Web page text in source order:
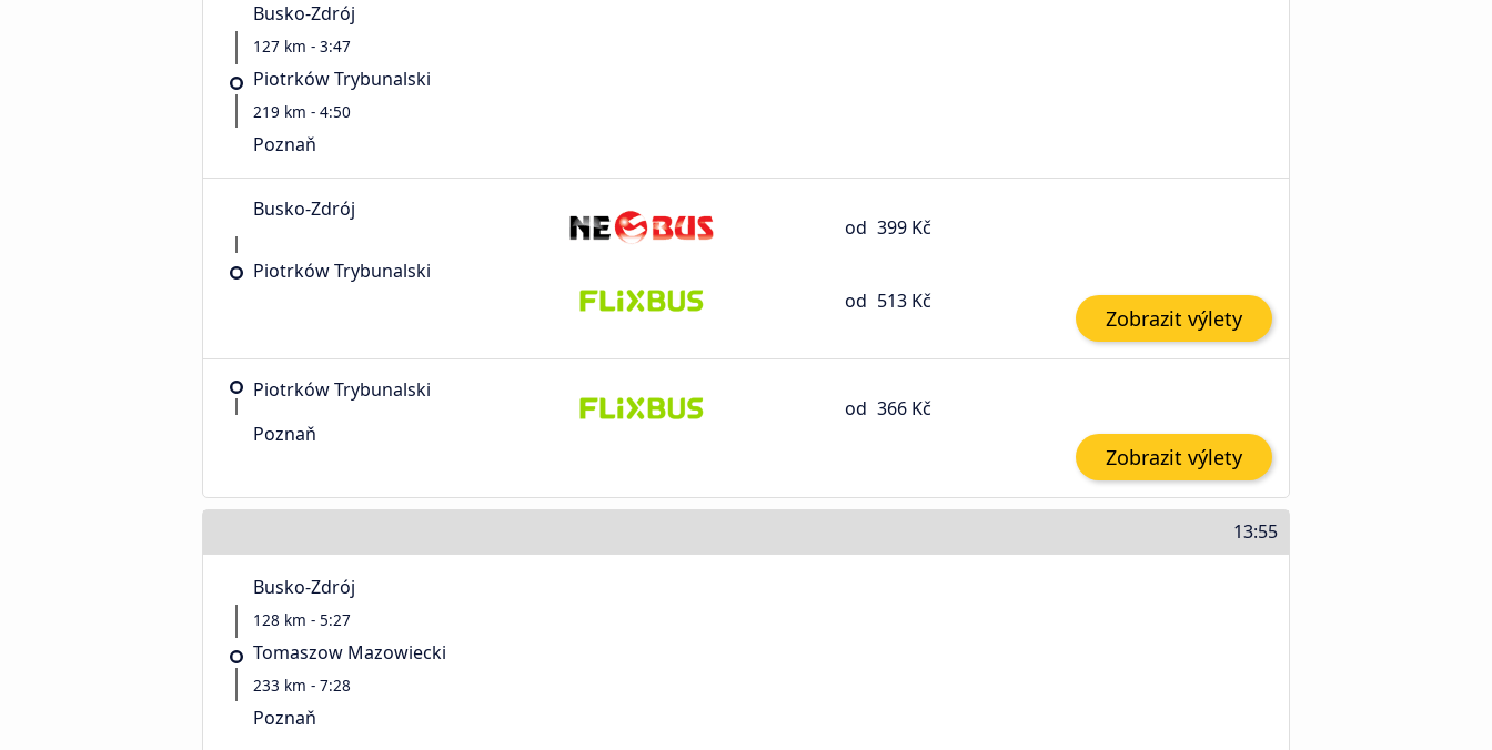
Busko-Zdrój
127 km - 3:47
Piotrków Trybunalski
219 km - 4:50
Poznaň
Busko-Zdrój
Piotrków Trybunalski
od 399 Kč
od 513 Kč
Zobrazit výlety
Piotrków Trybunalski
Poznaň
od 366 Kč
Zobrazit výlety
13:55
Busko-Zdrój
128 km - 5:27
Tomaszow Mazowiecki
233 km - 7:28
Poznaň